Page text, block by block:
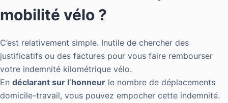
mobilité vélo ?
C’est relativement simple. Inutile de chercher des
justificatifs ou des factures pour vous faire rembourser
votre indemnité kilométrique vélo.
En déclarant sur l’honneur le nombre de déplacements
domicile-travail, vous pouvez empocher cette indemnité.